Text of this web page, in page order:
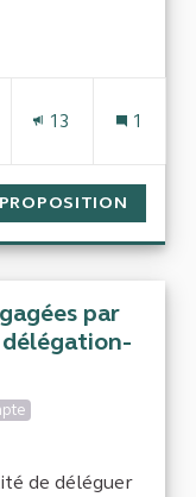
régaliennes de
13 1
par
de déléguer